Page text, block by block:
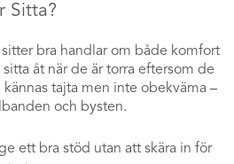
Sitta?
bra handlar om både komfort
åt när de är torra eftersom de
tajta men inte obekväma –
och bysten.
ett bra stöd utan att skära in för